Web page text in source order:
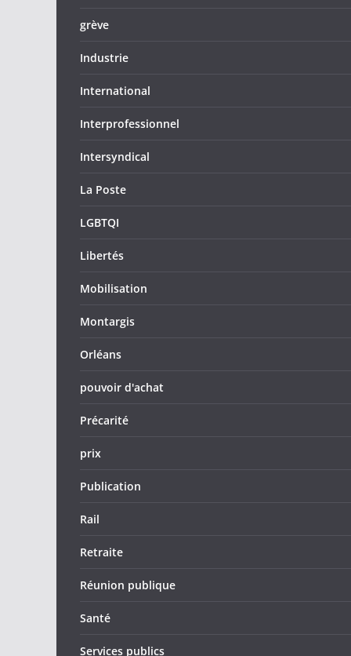
grève
Industrie
International
Interprofessionnel
Intersyndical
La Poste
LGBTQI
Libertés
Mobilisation
Montargis
Orléans
pouvoir d'achat
Précarité
prix
Publication
Rail
Retraite
Réunion publique
Santé
Services publics